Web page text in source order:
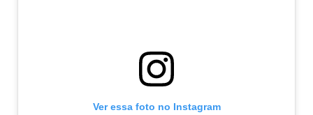
Ver essa foto no Instagram